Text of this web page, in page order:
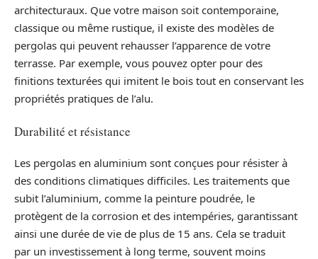
architecturaux. Que votre maison soit contemporaine,
classique ou même rustique, il existe des modèles de
pergolas qui peuvent rehausser l’apparence de votre
terrasse. Par exemple, vous pouvez opter pour des
finitions texturées qui imitent le bois tout en conservant les
propriétés pratiques de l’alu.
Durabilité et résistance
Les pergolas en aluminium sont conçues pour résister à
des conditions climatiques difficiles. Les traitements que
subit l’aluminium, comme la peinture poudrée, le
protègent de la corrosion et des intempéries, garantissant
ainsi une durée de vie de plus de 15 ans. Cela se traduit
par un investissement à long terme, souvent moins